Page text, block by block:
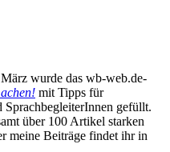
wurde das wb-web.de-
mit Tipps für
gefüllt.
über 100 Artikel starken
meine Beiträge findet ihr in